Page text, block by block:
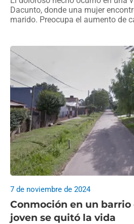
Dacunto, donde una mujer
marido. Preocupa el aumento de
Conmoción en un barrio
joven se quitó la vida
7 de noviembre de 2024